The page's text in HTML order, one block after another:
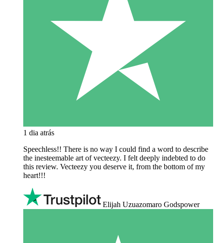
1 dia atrás
Speechless!! There is no way I could find a word to describe
the inesteemable art of vecteezy. I felt deeply indebted to do
this review. Vecteezy you deserve it, from the bottom of my
heart!!!
Elijah Uzuazomaro Godspower